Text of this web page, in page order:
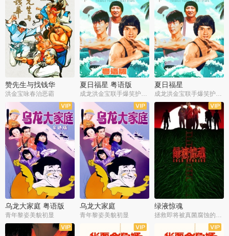
赞先生与找钱华
洪金宝咏春治恶霸
夏日福星 粤语版
成龙洪金宝联手爆笑护美女
夏日福星
成龙洪金宝联手爆笑护美女
乌龙大家庭 粤语版
青年黎姿美貌初显
乌龙大家庭
青年黎姿美貌初显
绿液惊魂
拯救即将被真菌腐蚀的世界